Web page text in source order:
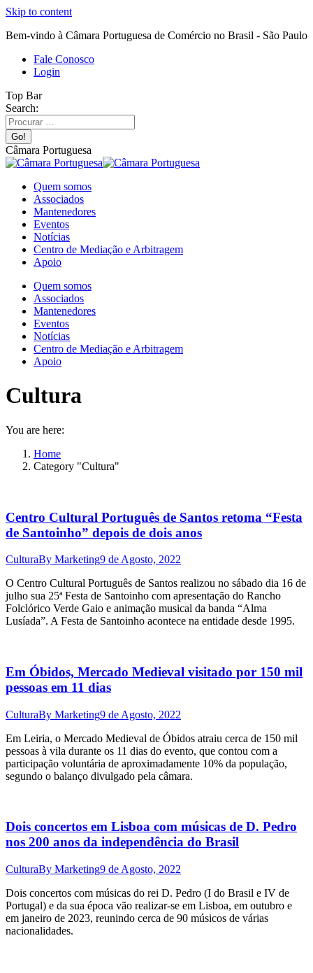
Skip to content
Bem-vindo à Câmara Portuguesa de Comércio no Brasil - São Paulo
Fale Conosco
Login
Top Bar
Search:
Câmara Portuguesa
Quem somos
Associados
Mantenedores
Eventos
Notícias
Centro de Mediação e Arbitragem
Apoio
Quem somos
Associados
Mantenedores
Eventos
Notícias
Centro de Mediação e Arbitragem
Apoio
Cultura
You are here:
Home
Category "Cultura"
Centro Cultural Português de Santos retoma “Festa
de Santoinho” depois de dois anos
CulturaBy Marketing9 de Agosto, 2022
O Centro Cultural Português de Santos realizou no sábado dia 16 de
julho sua 25ª Festa de Santoinho com apresentação do Rancho
Folclórico Verde Gaio e animação musical da banda “Alma
Lusíada”. A Festa de Santoinho acontece na entidade desde 1995.
Em Óbidos, Mercado Medieval visitado por 150 mil
pessoas em 11 dias
CulturaBy Marketing9 de Agosto, 2022
Em Leiria, o Mercado Medieval de Óbidos atraiu cerca de 150 mil
pessoas à vila durante os 11 dias do evento, que contou com a
participação voluntária de aproximadamente 10% da população,
segundo o balanço divulgado pela câmara.
Dois concertos em Lisboa com músicas de D. Pedro
nos 200 anos da independência do Brasil
CulturaBy Marketing9 de Agosto, 2022
Dois concertos com músicas do rei D. Pedro (I do Brasil e IV de
Portugal) e da sua época vão realizar-se em Lisboa, em outubro e
em janeiro de 2023, reunindo cerca de 90 músicos de várias
nacionalidades.